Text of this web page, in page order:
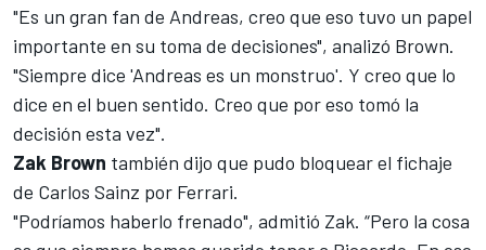
"Es un gran fan de Andreas, creo que eso tuvo un papel
importante en su toma de decisiones", analizó Brown.
"Siempre dice 'Andreas es un monstruo'. Y creo que lo
dice en el buen sentido. Creo que por eso tomó la
decisión esta vez".
Zak Brown también dijo que pudo bloquearel fichaje
de Carlos Sainz por Ferrari.
"Podríamos haberlo frenado", admitió Zak. “Pero la cosa